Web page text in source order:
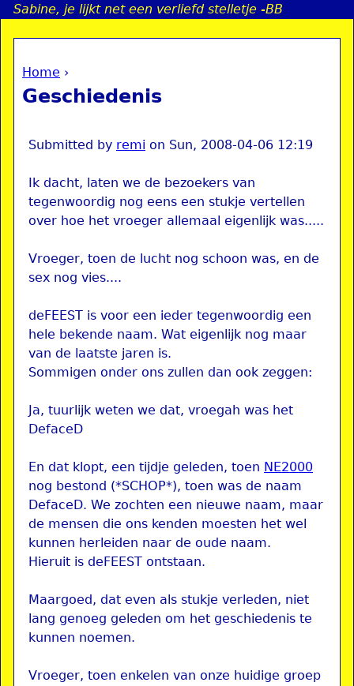
Jump to navigation
Sabine, je lijkt net een verliefd stelletje -BB
You are here
Home ›
Geschiedenis
Submitted by remi on Sun, 2008-04-06 12:19
Ik dacht, laten we de bezoekers van
tegenwoordig nog eens een stukje vertellen
over hoe het vroeger allemaal eigenlijk was.....
Vroeger, toen de lucht nog schoon was, en de
sex nog vies....
deFEEST is voor een ieder tegenwoordig een
hele bekende naam. Wat eigenlijk nog maar
van de laatste jaren is.
Sommigen onder ons zullen dan ook zeggen:
Ja, tuurlijk weten we dat, vroegah was het
DefaceD
En dat klopt, een tijdje geleden, toen NE2000
nog bestond (*SCHOP*), toen was de naam
DefaceD. We zochten een nieuwe naam, maar
de mensen die ons kenden moesten het wel
kunnen herleiden naar de oude naam.
Hieruit is deFEEST ontstaan.
Maargoed, dat even als stukje verleden, niet
lang genoeg geleden om het geschiedenis te
kunnen noemen.
Vroeger, toen enkelen van onze huidige groep